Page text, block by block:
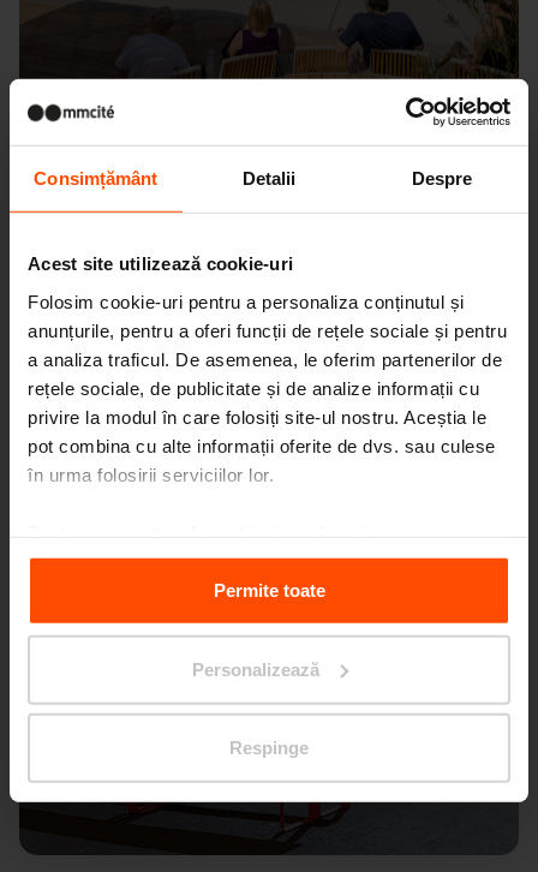
Consimțământ Detalii Despre
Acest site utilizează cookie-uri
Folosim cookie-uri pentru a personaliza conținutul și
anunțurile, pentru a oferi funcții de rețele sociale și pentru
a analiza traficul. De asemenea, le oferim partenerilor de
rețele sociale, de publicitate și de analize informații cu
privire la modul în care folosiți site-ul nostru. Aceștia le
pot combina cu alte informații oferite de dvs. sau culese
în urma folosirii serviciilor lor.
vizitațiPrinciples Relating to the Processing Personal
Permite toate
Personalizează
Respinge
Seattle – Popup park